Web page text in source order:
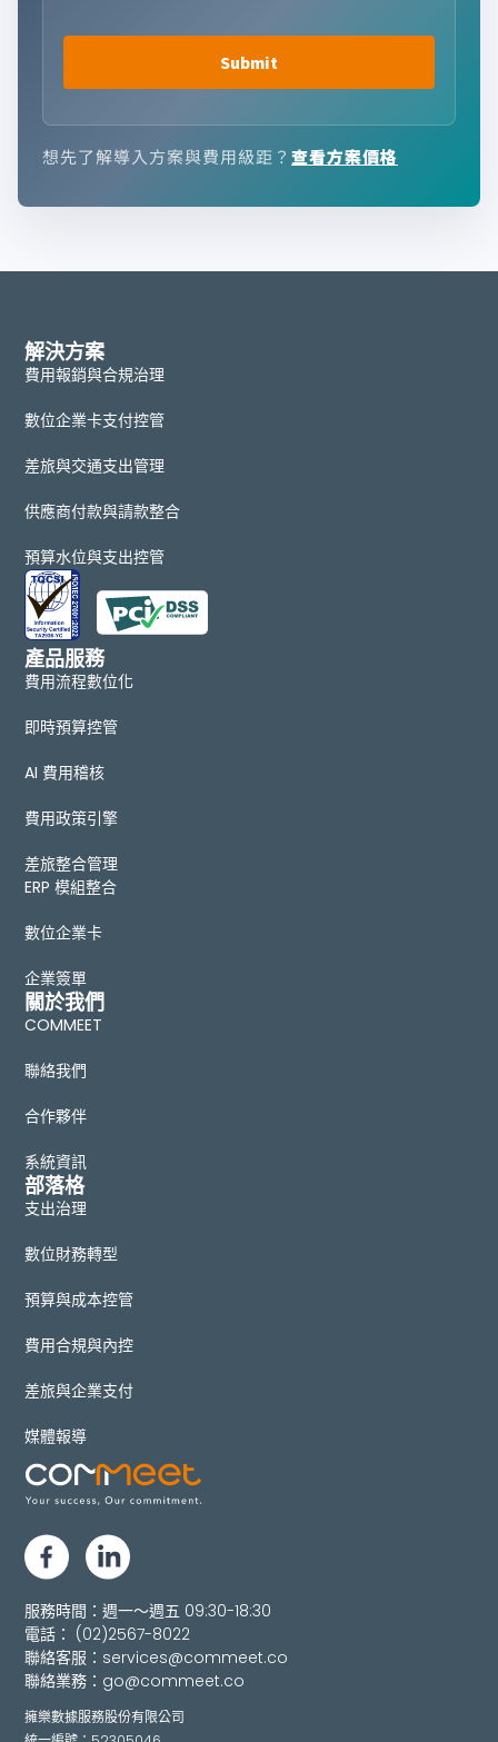
Submit
想先了解導入方案與費用級距？ 查看方案價格
解決方案
費用報銷與合規治理
數位企業卡支付控管
差旅與交通支出管理
供應商付款與請款整合
預算水位與支出控管
產品服務
費用流程數位化
即時預算控管
AI 費用稽核
費用政策引擎
差旅整合管理
ERP 模組整合
數位企業卡
企業簽單
關於我們
COMMEET
聯絡我們
合作夥伴
系統資訊
部落格
支出治理
數位財務轉型
預算與成本控管
費用合規與內控
差旅與企業支付
媒體報導
服務時間：週一～週五 09:30-18:30
電話： (02)2567-8022
聯絡客服： services@commeet.co
聯絡業務： go@commeet.co
擁樂數據服務股份有限公司